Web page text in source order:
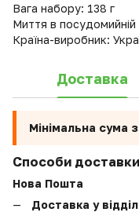
Вага набору: 138 г
Миття в посудомийній
Країна-виробник:
Доставка
Мінімальна сума
Способи доставки
Нова Пошта
Доставка у